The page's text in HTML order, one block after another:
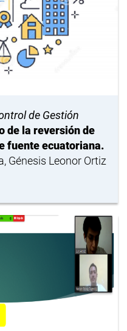
de Gestión
de la reversión de
fuente ecuatoriana.
Génesis Leonor Ortiz